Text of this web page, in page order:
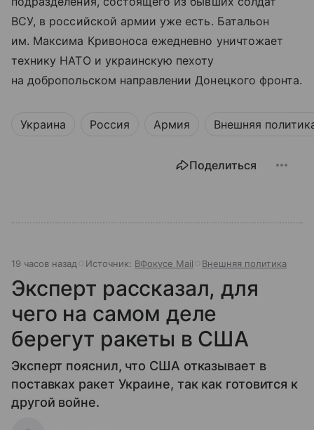
ВСУ, в российской армии уже есть. Батальон
им. Максима Кривоноса ежедневно уничтожает
технику НАТО и украинскую пехоту
на добропольском направлении Донецкого фронта.
Украина Россия Армия Внешняя
Поделиться
19 часов назад Источник: ВФокусе Mail Внешняя политика
Эксперт рассказал, для
чего на самом деле
берегут ракеты в США
Эксперт пояснил, что США отказывает в
поставках ракет Украине, так как готовится к
другой войне.